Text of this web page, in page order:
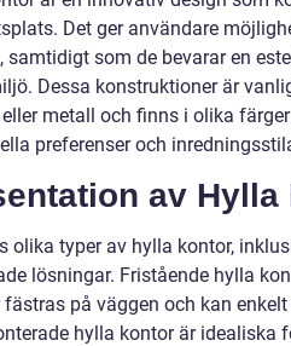
Det ger användare
samtidigt som de bevarar en
Dessa konstruktioner är
metall och finns i olika
preferenser och
av Hylla
olika typer av hylla kontor,
lösningar. Fristående hylla
fästras på väggen och kan
hylla kontor är idealiska